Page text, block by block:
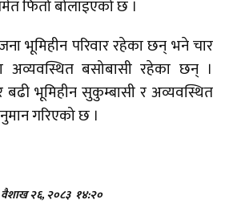
फिर्ता बोलाइएको छ ।
जना भूमिहीन परिवार रहेका छन् भने चार
अव्यवस्थित बसोबासी रहेका छन् ।
बढी भूमिहीन सुकुम्बासी र अव्यवस्थित
गरिएको छ ।
वैशाख २६, २०८३ १४:२०